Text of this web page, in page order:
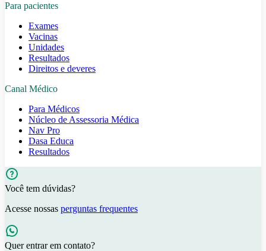
Para pacientes
Exames
Vacinas
Unidades
Resultados
Direitos e deveres
Canal Médico
Para Médicos
Núcleo de Assessoria Médica
Nav Pro
Dasa Educa
Resultados
Você tem dúvidas?
Acesse nossas perguntas frequentes
Quer entrar em contato?